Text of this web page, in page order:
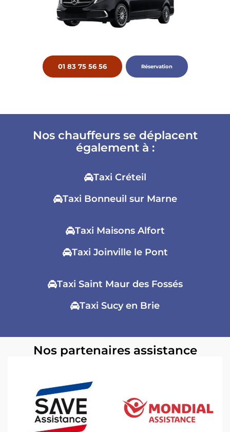
01 83 75 56 56 Réservation
Nos chauffeurs se déplacent
également à :
Taxi Créteil
Taxi Bonneuil sur Marne
Taxi Maisons Alfort
Taxi Joinville le Pont
Taxi Saint Maur des Fossés
Taxi Sucy en Brie
Nos partenaires assistance